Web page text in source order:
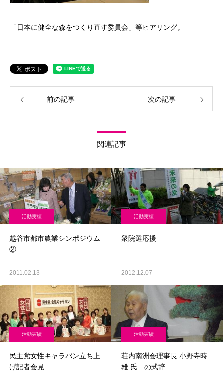
「日本に健全な森をつくり直す委員会」等ヒアリング。
前の記事 次の記事
関連記事
活動実績
越谷市都市農業シンポジウム
②
2011.02.13
活動実績
衆院選応援
2012.12.07
活動実績
民主党女性キャラバン立ち上
げ記者会見
活動実績
荘内南洲会理事長 小野寺時
雄 氏 の式辞